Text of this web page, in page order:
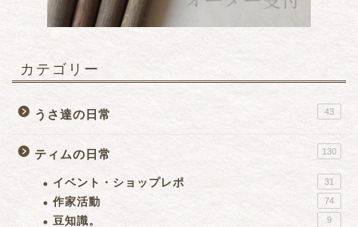
カテゴリー
うさ達の日常 43
ティムの日常 130
イベント・ショップレポ 31
作家活動 74
豆知識。 9